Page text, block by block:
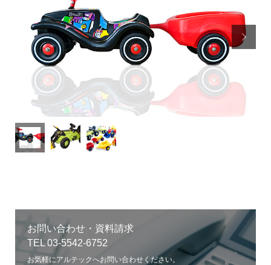

お問い合わせ・資料請求
TEL 03-5542-6752
お気軽にアルテックへお問い合わせください。